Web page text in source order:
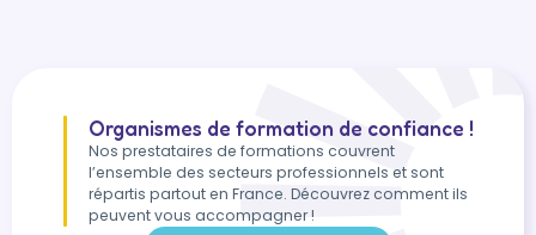
Organismes de formation de confiance !
Nos prestataires de formations couvrent
l’ensemble des secteurs professionnels et sont
répartis partout en France. Découvrez comment ils
peuvent vous accompagner !